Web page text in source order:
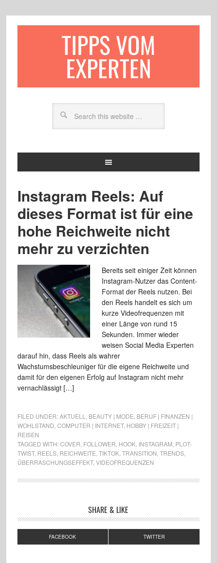
TIPPS VOM
EXPERTEN
Instagram Reels: Auf
dieses Format ist für eine
hohe Reichweite nicht
mehr zu verzichten
Bereits seit einiger Zeit können
Instagram-Nutzer das Content-
Format der Reels nutzen. Bei
den Reels handelt es sich um
kurze Videofrequenzen mit
einer Länge von rund 15
Sekunden. Immer wieder
weisen Social Media Experten
darauf hin, dass Reels als wahrer
Wachstumsbeschleuniger für die eigene Reichweite und
damit für den eigenen Erfolg auf Instagram nicht mehr
vernachlässigt […]
FILED UNDER:AKTUELL BEAUTY | MODE BERUF | FINANZEN |
WOHLSTAND COMPUTER | INTERNET, HOBBY | FREIZEIT |
REISEN
TAGGED WITH:COVER FOLLOWER HOOK, INSTAGRAM PLOT-
TWIST, REELS, REICHWEITE TIKTOK, TRANSITION TRENDS,
ÜBERRASCHUNGSEFFEKT, VIDEOFREQUENZEN
SHARE & LIKE
FACEBOOK TWITTER